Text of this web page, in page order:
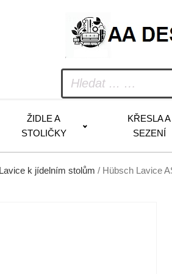
ŽIDLE A
STOLIČKY
KŘESLA A
SEZENÍ
Lavice k jídelním stolům / Hübsch Lavice